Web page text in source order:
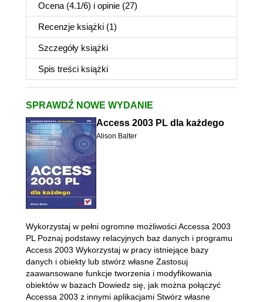
Ocena (4.1/6) i opinie (27)
Recenzje książki (1)
Szczegóły książki
Spis treści książki
SPRAWDŹ NOWE WYDANIE
Access 2003 PL dla każdego
Alison Balter
Wykorzystaj w pełni ogromne możliwości Accessa 2003
PL Poznaj podstawy relacyjnych baz danych i programu
Access 2003 Wykorzystaj w pracy istniejące bazy
danych i obiekty lub stwórz własne Zastosuj
zaawansowane funkcje tworzenia i modyfikowania
obiektów w bazach Dowiedz się, jak można połączyć
Accessa 2003 z innymi aplikacjami Stwórz własne